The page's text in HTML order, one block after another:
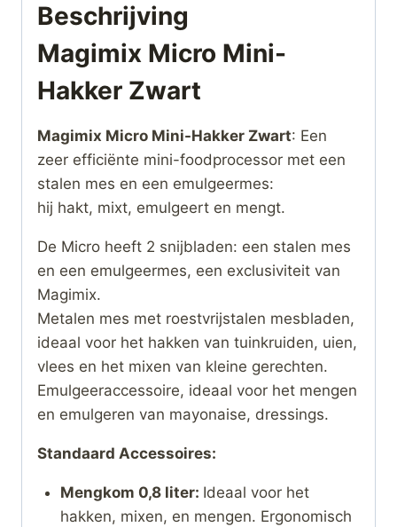
Beschrijving
Magimix Micro Mini-
Hakker Zwart
Magimix Micro Mini-Hakker Zwart: Een
zeer efficiënte mini-foodprocessor met een
stalen mes en een emulgeermes:
hij hakt, mixt, emulgeert en mengt.
De Micro heeft 2 snijbladen: een stalen mes
en een emulgeermes, een exclusiviteit van
Magimix.
Metalen mes met roestvrijstalen mesbladen,
ideaal voor het hakken van tuinkruiden, uien,
vlees en het mixen van kleine gerechten​.
Emulgeeraccessoire, ideaal voor het mengen
en emulgeren van mayonaise, dressings.
Standaard Accessoires:
Mengkom 0,8 liter: Ideaal voor het
hakken, mixen, en mengen. Ergonomisch